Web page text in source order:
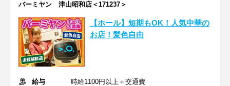
バーミヤン 津山昭和店＜171237＞
【ホール】短期もOK！人気中華の
お店！髪色自由
給与
時給1100円以上＋交通費